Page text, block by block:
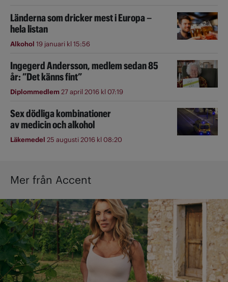
Länderna som dricker mest i Europa –
hela listan
Alkohol 19 januari kl 15:56
Ingegerd Andersson, medlem sedan 85
år: ”Det känns fint”
Diplommedlem27 april 2016 kl 07:19
Sex dödliga kombinationer
av medicin och alkohol
Läkemedel 25 augusti 2016 kl 08:20
Mer från Accent